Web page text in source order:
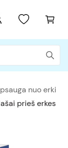
nuo erki
prieš erkes